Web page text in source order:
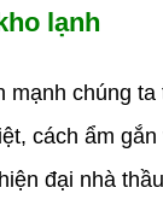
lạnh
chúng
cách ẩm
đại nhà